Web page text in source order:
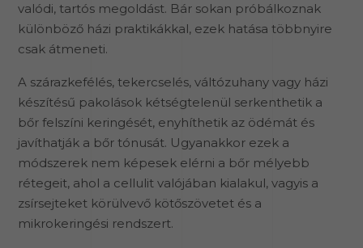
valódi, tartós megoldást. Bár sokan próbálkoznak
különböző házi praktikákkal, ezek hatása többnyire
csak átmeneti.
A szárazkefélés, tekercselés, váltózuhany vagy házi
készítésű pakolások kétségtelenül serkenthetik a
bőr felszíni keringését, enyhíthetik az ödémát és
javíthatják a bőr tónusát. Ugyanakkor ezek a
módszerek nem képesek elérni a bőr mélyebb
rétegeit, ahol a cellulit valójában kialakul, vagyis a
zsírsejteket körülvevő kötőszövetet és a
mikrokeringési rendszert.